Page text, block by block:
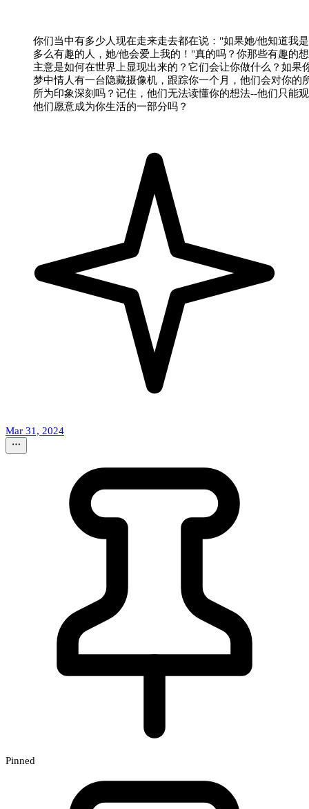
你们当中有多少人现在走来走去都在说："如果她/他知道我
多么有趣的人，她/他会爱上我的！"真的吗？你那些有趣的
主意是如何在世界上显现出来的？它们会让你做什么？如果
梦中情人有一台隐藏摄像机，跟踪你一个月，他们会对你的
所为印象深刻吗？记住，他们无法读懂你的想法--他们只能
他们愿意成为你生活的一部分吗？
Mar 31, 2024
Pinned